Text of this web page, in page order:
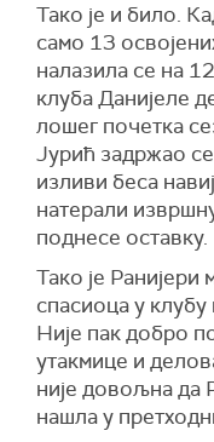
Тако је и било.
само 13
налазила се на
клуба Данијеле
лошег почетка
Јурић задржао
изливи беса
натерали
поднесе оставку.
Тако је
спасиоца у клубу
Није пак добро
утакмице и
није довољна да
нашла у